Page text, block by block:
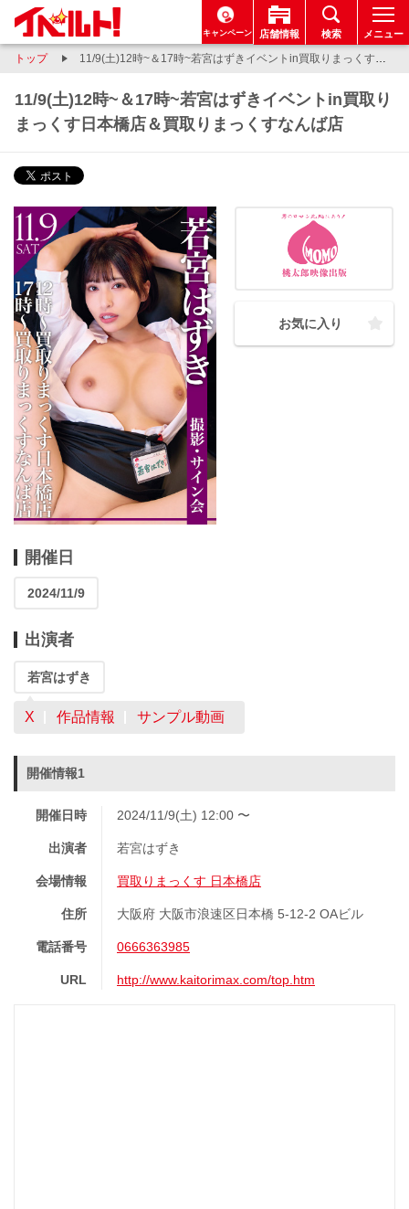
キャンペーン 店舗情報 検索 メニュー
トップ 11/9(土)12時~＆17時~若宮はずきイベントin買取りまっくす日本橋店＆買取りまっくすなんば店
11/9(土)12時~＆17時~若宮はずきイベントin買取り
まっくす日本橋店＆買取りまっくすなんば店
お気に入り
開催日
2024/11/9
出演者
若宮はずき
X 作品情報 サンプル動画
開催情報1
開催日時 2024/11/9(土) 12:00 〜
出演者 若宮はずき
会場情報 買取りまっくす 日本橋店
住所 大阪府 大阪市浪速区日本橋 5-12-2 OAビル
電話番号 0666363985
URL http://www.kaitorimax.com/top.htm